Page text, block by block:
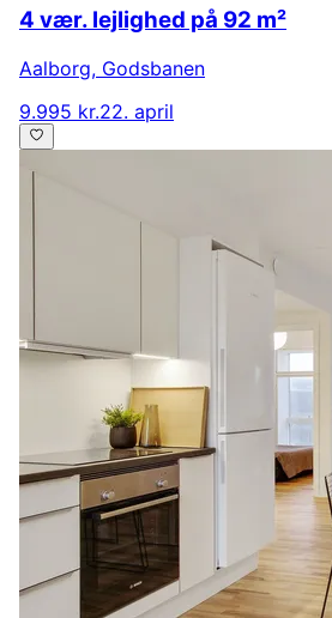
4 vær. lejlighed på 92 m²
Aalborg, Godsbanen
9.995 kr.22. april